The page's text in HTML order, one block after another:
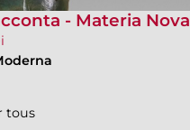
- Materia Nova
tous